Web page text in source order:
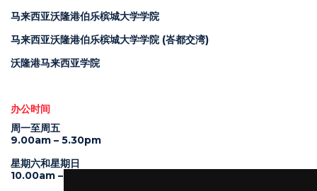
马来西亚沃隆港伯乐槟城大学学院
马来西亚沃隆港伯乐槟城大学学院 (峇都交湾)
沃隆港马来西亚学院
办公时间
周一至周五
9.00am – 5.30pm
星期六和星期日
10.00am – 4.00pm